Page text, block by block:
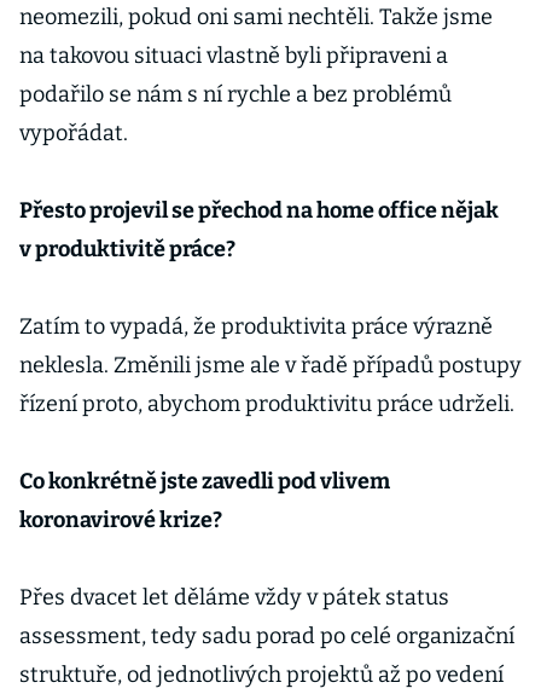
neomezili, pokud oni sami nechtěli. Takže jsme
na takovou situaci vlastně byli připraveni a
podařilo se nám s ní rychle a bez problémů
vypořádat.
Přesto projevil se přechod na home office nějak
v produktivitě práce?
Zatím to vypadá, že produktivita práce výrazně
neklesla. Změnili jsme ale v řadě případů postupy
řízení proto, abychom produktivitu práce udrželi.
Co konkrétně jste zavedli pod vlivem
koronavirové krize?
Přes dvacet let děláme vždy v pátek status
assessment, tedy sadu porad po celé organizační
struktuře, od jednotlivých projektů až po vedení